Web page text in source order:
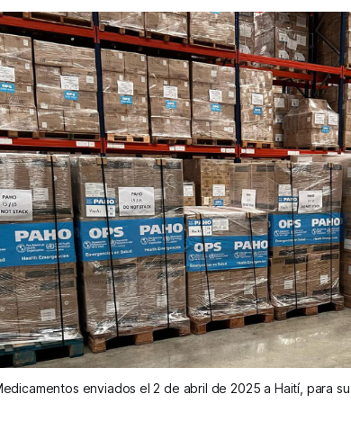
enviados el 2 de abril de 2025 a Haití, para su